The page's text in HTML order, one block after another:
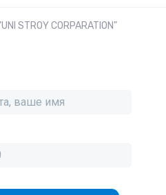
STROY CORPARATION"